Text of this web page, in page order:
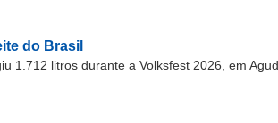
do Brasil
1.712 litros durante a Volksfest 2026, em